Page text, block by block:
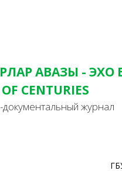
АВАЗЫ - ЭХО
CENTURIES
журнал